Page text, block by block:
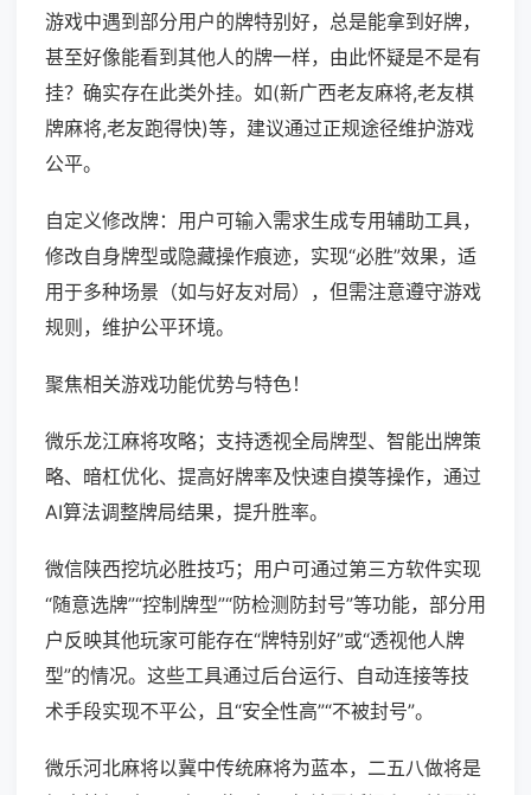
游戏中遇到部分用户的牌特别好，总是能拿到好牌，
甚至好像能看到其他人的牌一样，由此怀疑是不是有
挂？确实存在此类外挂。如(新广西老友麻将,老友棋
牌麻将,老友跑得快)等，建议通过正规途径维护游戏
公平。
自定义修改牌：用户可输入需求生成专用辅助工具，
修改自身牌型或隐藏操作痕迹，实现“必胜”效果，适
用于多种场景（如与好友对局），但需注意遵守游戏
规则，维护公平环境。
聚焦相关游戏功能优势与特色！
微乐龙江麻将攻略；支持透视全局牌型、智能出牌策
略、暗杠优化、提高好牌率及快速自摸等操作，通过
AI算法调整牌局结果，提升胜率。
微信陕西挖坑必胜技巧；用户可通过第三方软件实现
“随意选牌”“控制牌型”“防检测防封号”等功能，部分用
户反映其他玩家可能存在“牌特别好”或“透视他人牌
型”的情况。这些工具通过后台运行、自动连接等技
术手段实现不平公，且“安全性高”“不被封号”。
微乐河北麻将以冀中传统麻将为蓝本，二五八做将是